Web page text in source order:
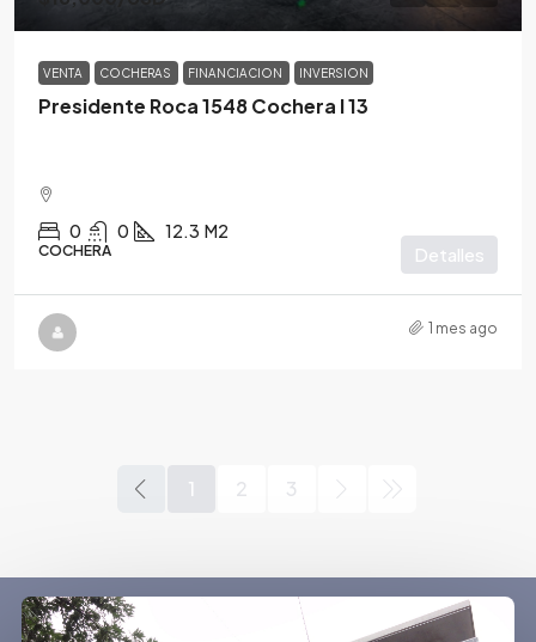
VENTA COCHERAS FINANCIACION INVERSION
Presidente Roca 1548 Cochera I 13
0 0 12.3 M2
COCHERA Detalles
1 mes ago
1 2 3